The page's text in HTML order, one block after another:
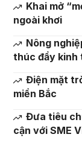
Khai mở
ngoài khơi
Nông
thúc đẩy kinh
Điện mặt
miền Bắc
Đưa tiêu
cận với SME